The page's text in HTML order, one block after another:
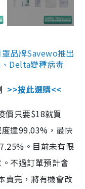
品牌Savewo推出
Delta變種病毒
>>按此選購<<
價只要$18就買
達99.03%，最快
。目前未有限
不過訂單預計會
賣完，將有機會改